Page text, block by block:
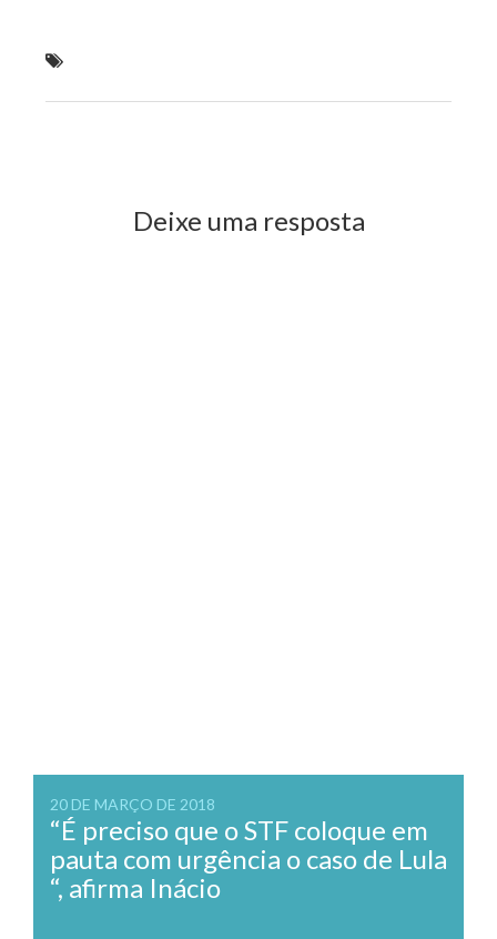
Deixe uma resposta
20 DE MARÇO DE 2018
“É preciso que o STF coloque em
pauta com urgência o caso de Lula
“, afirma Inácio